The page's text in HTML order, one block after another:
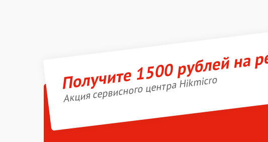
Получите 1500 рублей на
Акция сервисного центра Hikmicro